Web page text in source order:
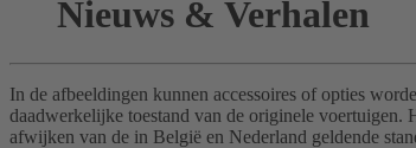
Nieuws & Verhalen
In de afbeeldingen kunnen accessoires of opties
daadwerkelijke toestand van de originele
afwijken van de in België en Nederland geldende